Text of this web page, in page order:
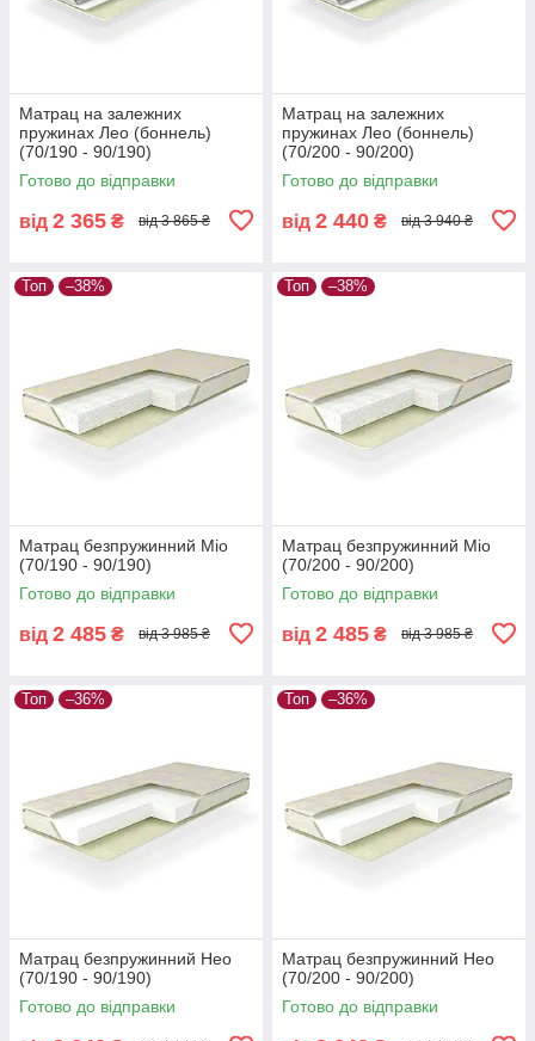
Матрац на залежних
пружинах Лео (боннель)
(70/190 - 90/190)
Готово до відправки
від 2 365 ₴ від 3 865 ₴
Матрац на залежних
пружинах Лео (боннель)
(70/200 - 90/200)
Готово до відправки
від 2 440 ₴ від 3 940 ₴
Топ –38%
Матрац безпружинний Міо
(70/190 - 90/190)
Готово до відправки
від 2 485 ₴ від 3 985 ₴
Топ –38%
Матрац безпружинний Міо
(70/200 - 90/200)
Готово до відправки
від 2 485 ₴ від 3 985 ₴
Топ –36%
Матрац безпружинний Нео
(70/190 - 90/190)
Готово до відправки
Топ –36%
Матрац безпружинний Нео
(70/200 - 90/200)
Готово до відправки